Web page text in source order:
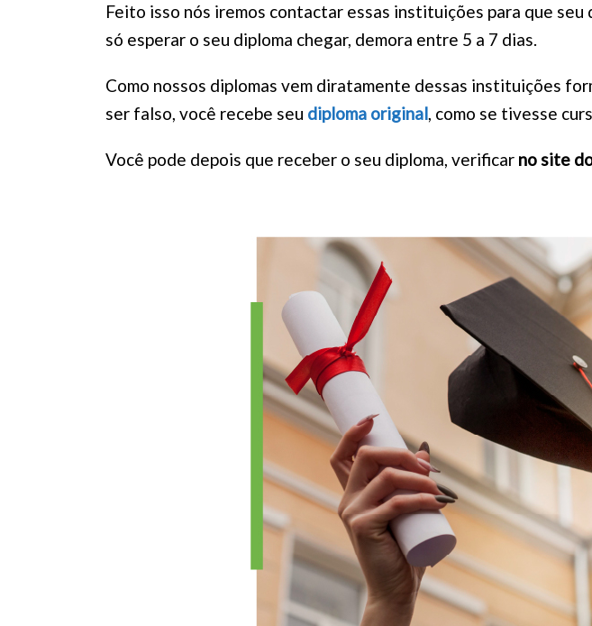
Feito isso nós iremos contactar essas instituições para que
só esperar o seu diploma chegar, demora entre 5 a 7 dias.
Como nossos diplomas vem diratamente dessas instituições
ser falso, você recebe seu diploma original, como se tivesse
Você pode depois que receber o seu diploma, verificar no site